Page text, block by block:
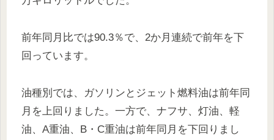
前年同月比では90.3％で、2か月連続で前年を下
回っています。
油種別では、ガソリンとジェット燃料油は前年同
月を上回りました。一方で、ナフサ、灯油、軽
油、A重油、B・C重油は前年同月を下回りまし